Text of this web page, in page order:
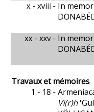
x - xviii - In
xx - xxv - In
Travaux et mémoires
1 - 18 -
Vi(r)h